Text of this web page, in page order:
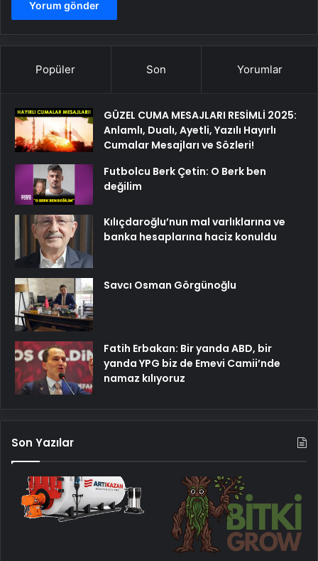
Popüler Son Yorumlar
GÜZEL CUMA MESAJLARI RESİMLİ 2025:
Anlamlı, Dualı, Ayetli, Yazılı Hayırlı
Cumalar Mesajları ve Sözleri!
Futbolcu Berk Çetin: O Berk ben
değilim
Kılıçdaroğlu’nun mal varlıklarına ve
banka hesaplarına haciz konuldu
Savcı Osman Görgünoğlu
Fatih Erbakan: Bir yanda ABD, bir
yanda YPG biz de Emevi Camii’nde
namaz kılıyoruz
Son Yazılar